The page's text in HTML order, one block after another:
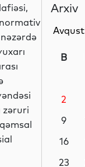
zəruri
Siyasət
Dünya
Arxiv
B
2
9
16
23